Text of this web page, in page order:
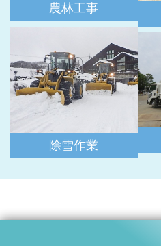
農林工事
除雪作業